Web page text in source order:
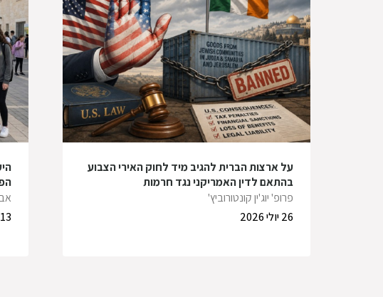
על ארצות הברית להגיב מיד לחוק האירי הצבוע
בהתאם לדין האמריקני נגד חרמות
פרופ' יוג'ין קונטורוביץ'
26 יולי 2026
13 יולי 2026